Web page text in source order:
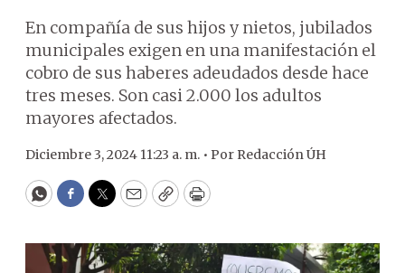
En compañía de sus hijos y nietos, jubilados
municipales exigen en una manifestación el
cobro de sus haberes adeudados desde hace
tres meses. Son casi 2.000 los adultos
mayores afectados.
Diciembre 3, 2024 11:23 a. m. • Por Redacción ÚH
WhatsApp
Facebook
Twitter
EmailCopyPrint